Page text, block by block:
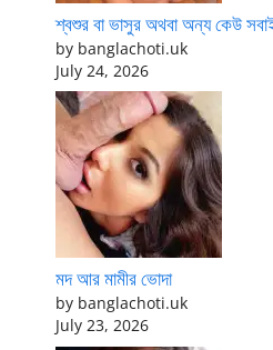
শ্বশুর বা ভাসুর অথবা অন্য কেউ
by banglachoti.uk
July 24, 2026
মদ আর মামীর ভোদা
by banglachoti.uk
July 23, 2026